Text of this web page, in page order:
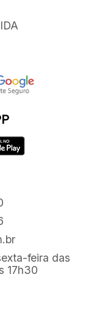
feira das
17h30